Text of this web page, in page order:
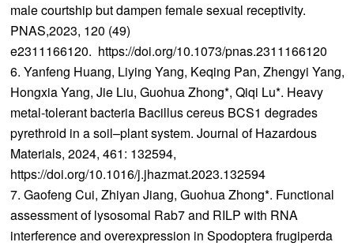
male courtship but dampen female sexual receptivity.
PNAS,2023, 120 (49)
e2311166120. https://doi.org/10.1073/pnas.2311166120
6. Yanfeng Huang, Liying Yang, Keqing Pan, Zhengyi Yang,
Hongxia Yang, Jie Liu, Guohua Zhong*, Qiqi Lu*. Heavy
metal-tolerant bacteria Bacillus cereus BCS1 degrades
pyrethroid in a soil–plant system. Journal of Hazardous
Materials, 2024, 461: 132594,
https://doi.org/10.1016/j.jhazmat.2023.132594
7. Gaofeng Cui, Zhiyan Jiang, Guohua Zhong*. Functional
assessment of lysosomal Rab7 and RILP with RNA
interference and overexpression in Spodoptera frugiperda